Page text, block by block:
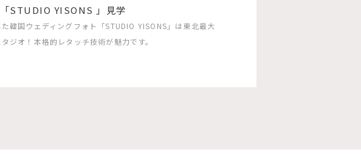
STUDIO YISONS 」見学
韓国ウェディングフォト「STUDIO YISONS」は東北最大
ジオ！本格的レタッチ技術が魅力です。